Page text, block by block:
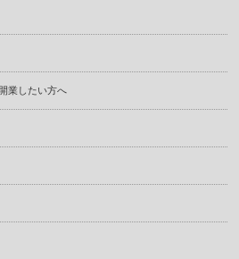
業したい方へ